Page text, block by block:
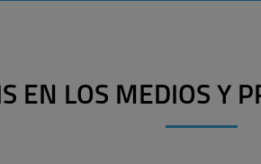
EN LOS MEDIOS Y